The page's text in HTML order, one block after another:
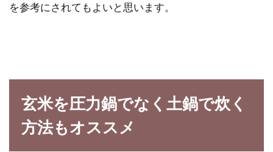
を参考にされてもよいと思います。
玄米を圧力鍋でなく土鍋で炊く
方法もオススメ